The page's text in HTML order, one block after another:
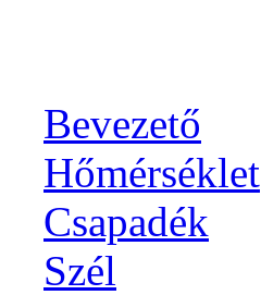
Bevezető
Hőmérséklet
Csapadék
Szél